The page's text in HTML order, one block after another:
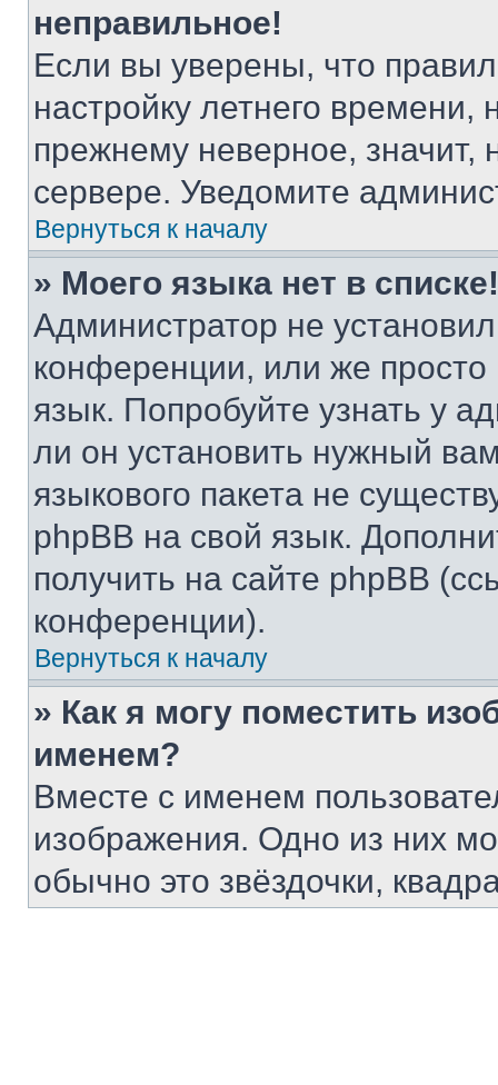
неправильное!
Если вы уверены, что
настройку летнего
прежнему неверное, значит,
сервере. Уведомите
Вернуться к началу
» Моего языка нет в списке!
Администратор не
конференции, или же
язык. Попробуйте узнать у
ли он установить нужный
языкового пакета не
phpBB на свой язык.
получить на сайте phpBB
конференции).
Вернуться к началу
» Как я могу поместить
именем?
Вместе с именем
изображения. Одно из них
обычно это звёздочки,